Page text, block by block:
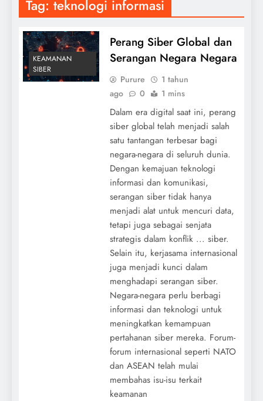
Tag: teknologi informasi
KEAMANAN
SIBER
Perang Siber Global dan
Serangan Negara Negara
Purure
1 tahun
ago
0 1 mins
Dalam era digital saat ini, perang
siber global telah menjadi salah
satu tantangan terbesar bagi
negara-negara di seluruh dunia.
Dengan kemajuan teknologi
informasi dan komunikasi,
serangan siber tidak hanya
menjadi alat untuk mencuri data,
tetapi juga sebagai senjata
strategis dalam konflik ... siber.
Selain itu, kerjasama internasional
juga menjadi kunci dalam
menghadapi serangan siber.
Negara-negara perlu berbagi
informasi dan teknologi untuk
meningkatkan kemampuan
pertahanan siber mereka. Forum-
forum internasional seperti NATO
dan ASEAN telah mulai
membahas isu-isu terkait
keamanan